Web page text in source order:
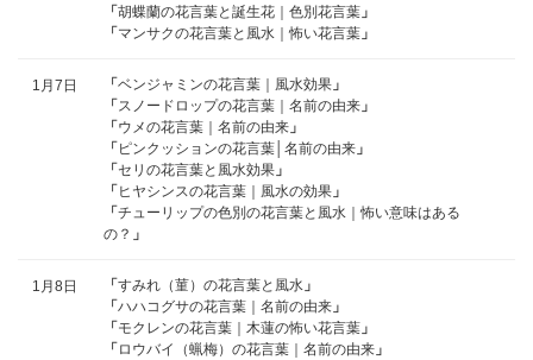
「胡蝶蘭の花言葉と誕生花｜色別花言葉 」
「マンサクの花言葉と風水｜怖い花言葉 」
1月7日 「ベンジャミンの花言葉｜風水効果 」
「スノードロップの花言葉｜名前の由来 」
「ウメの花言葉｜名前の由来 」
「ピンクッションの花言葉│名前の由来 」
「セリの花言葉と風水効果 」
「ヒヤシンスの花言葉｜風水の効果 」
「チューリップの色別の花言葉と風水｜怖い意味はある
の？ 」
1月8日 「すみれ（菫）の花言葉と風水 」
「ハハコグサの花言葉｜名前の由来 」
「モクレンの花言葉｜木蓮の怖い花言葉 」
「ロウバイ（蝋梅）の花言葉｜名前の由来 」